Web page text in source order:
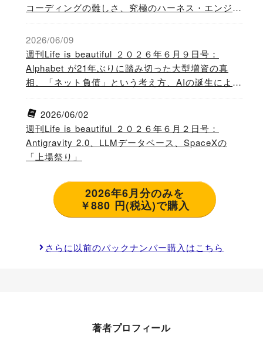
コーディングの難しさ、究極のハーネス・エンジニ
2026/06/09
週刊Life is beautiful ２０２６年６月９日号：
Alphabet が21年ぶりに踏み切った大型増資の真
相、「ネット負債」という考え方、AIの誕生によっ
2026/06/02
週刊Life is beautiful ２０２６年６月２日号：
Antigravity 2.0、LLMデータベース、SpaceXの
「上場祭り」
2026年6月分のみを
￥880 円(税込)で購入
さらに以前のバックナンバー購入はこちら
著者プロフィール